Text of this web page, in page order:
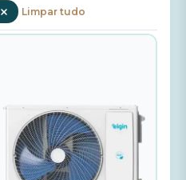
Limpar tudo